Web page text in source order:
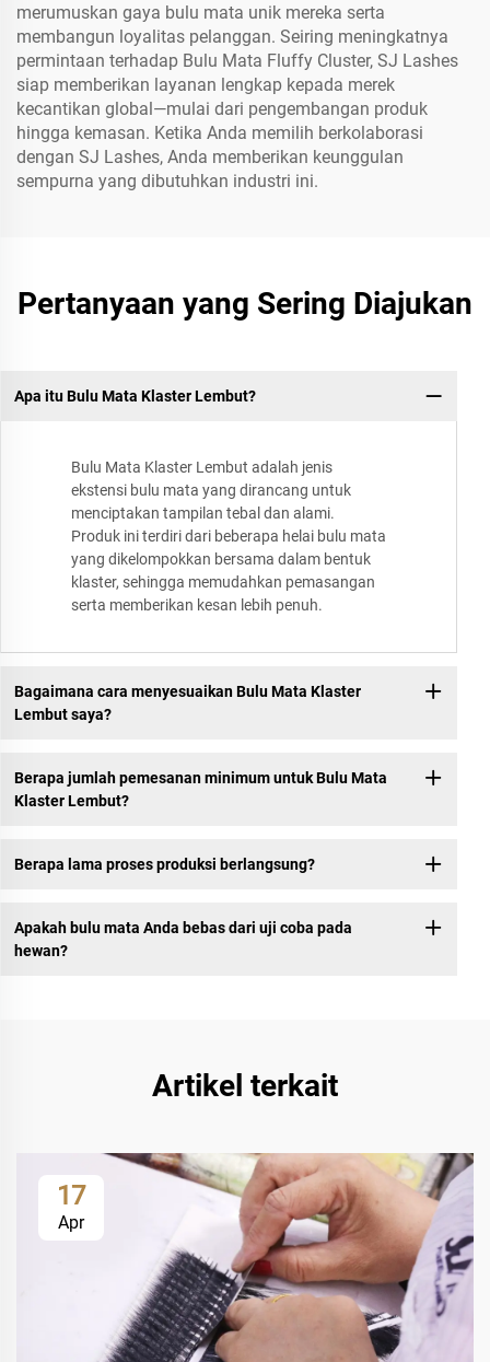
merumuskan gaya bulu mata unik mereka serta
membangun loyalitas pelanggan. Seiring meningkatnya
permintaan terhadap Bulu Mata Fluffy Cluster, SJ Lashes
siap memberikan layanan lengkap kepada merek
kecantikan global—mulai dari pengembangan produk
hingga kemasan. Ketika Anda memilih berkolaborasi
dengan SJ Lashes, Anda memberikan keunggulan
sempurna yang dibutuhkan industri ini.
Pertanyaan yang Sering Diajukan
Apa itu Bulu Mata Klaster Lembut?
Bulu Mata Klaster Lembut adalah jenis
ekstensi bulu mata yang dirancang untuk
menciptakan tampilan tebal dan alami.
Produk ini terdiri dari beberapa helai bulu mata
yang dikelompokkan bersama dalam bentuk
klaster, sehingga memudahkan pemasangan
serta memberikan kesan lebih penuh.
Bagaimana cara menyesuaikan Bulu Mata Klaster
Lembut saya?
Berapa jumlah pemesanan minimum untuk Bulu Mata
Klaster Lembut?
Berapa lama proses produksi berlangsung?
Apakah bulu mata Anda bebas dari uji coba pada
hewan?
Artikel terkait
17
Apr